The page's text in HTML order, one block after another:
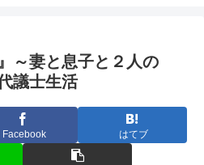
～妻と息子と２人の
議士生活
Facebook はてブ